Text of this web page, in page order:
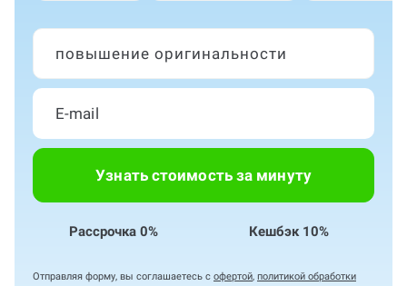
повышение оригинальности
Узнать стоимость за минуту
Рассрочка 0% Кешбэк 10%
Отправляя форму, вы соглашаетесь с офертой, политикой обработки